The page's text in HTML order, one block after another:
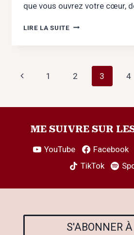
que vous ouvrez votre cœur,
LIRE LA SUITE“LE
SENS
MAIS
EN
LE
NOVEMBRE
LA
À
18H
Navigation
Page
1 2 3 4
ME SUIVRE SUR
YouTube Facebook
TikTok
S'ABONNER